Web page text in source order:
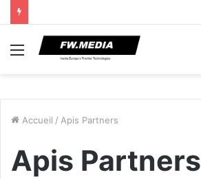
Menu
Accueil / Apis Partners
Apis Partners